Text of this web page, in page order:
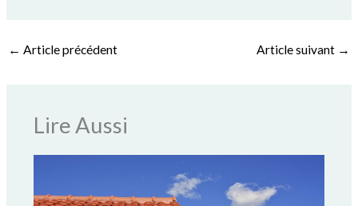
← Article précédent Article suivant →
Lire Aussi